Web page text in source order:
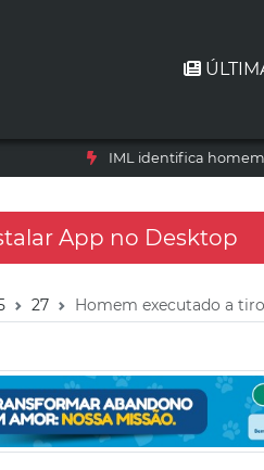
IML identifica
App no Desktop
27 Homem executado a